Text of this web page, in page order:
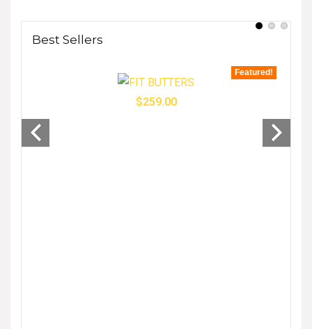
Best Sellers
Featured!
$259.00